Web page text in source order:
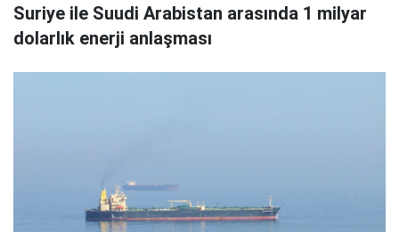
Suriye ile Suudi Arabistan arasında 1 milyar
dolarlık enerji anlaşması